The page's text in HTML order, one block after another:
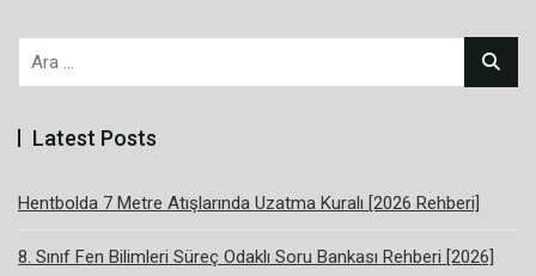
Arama:
Latest Posts
Hentbolda 7 Metre Atışlarında Uzatma Kuralı [2026 Rehberi]
8. Sınıf Fen Bilimleri Süreç Odaklı Soru Bankası Rehberi [2026]